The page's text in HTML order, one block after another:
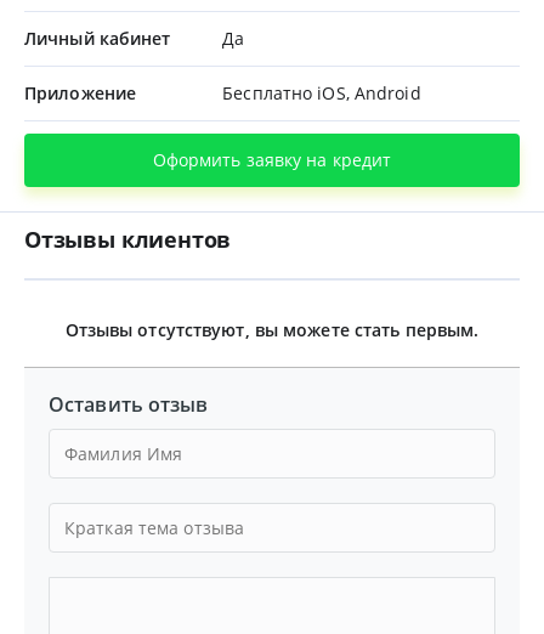
Личный кабинет Да
Приложение Бесплатно iOS, Android
Оформить заявку на кредит
Отзывы клиентов
Отзывы отсутствуют, вы можете стать первым.
Оставить отзыв